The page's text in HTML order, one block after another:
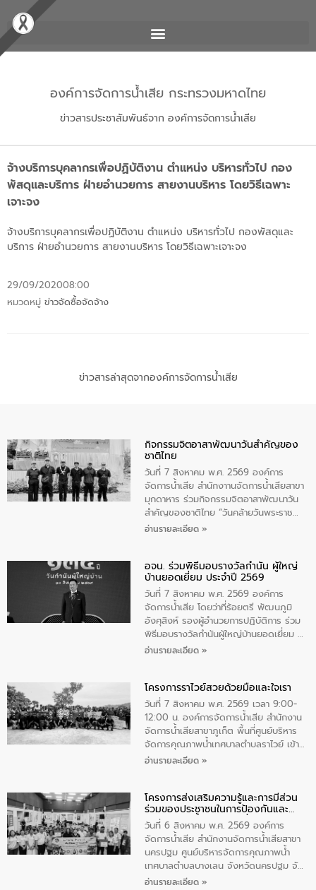
องค์การจัดการน้ำเสีย กระทรวงมหาดไทย
ข่าวสารประชาสัมพันธ์จาก องค์การจัดการน้ำเสีย
จ้างบริการบุคลากรเพื่อปฏิบัติงาน ตำแหน่ง บริหารทั่วไป กอง
พัสดุและบริการ ฝ่ายอำนวยการ สายงานบริหาร โดยวิธีเฉพาะ
เจาะจง
จ้างบริการบุคลากรเพื่อปฏิบัติงาน ตำแหน่ง บริหารทั่วไป กองพัสดุและ
บริการ ฝ่ายอำนวยการ สายงานบริหาร โดยวิธีเฉพาะเจาะจง
29/09/202008:00
หมวดหมู่ ข่าวจัดซื้อจัดจ้าง
ข่าวสารล่าสุดจากองค์การจัดการน้ำเสีย
กิจกรรมจิตอาสาพัฒนาวันสําคัญของ
ชาติไทย
วันที่ 7 สิงหาคม พ.ศ. 2569 องค์การ
จัดการน้ำเสีย สำนักงาานจัดการน้ำเสียสาขา
มุกดาหาร ร่วมกิจกรรมจิตอาสาพัฒนาวัน
สําคัญของชาติไทย “วันคล้ายวันพระราช
สมภพ สมเด็จพระนางเจ้าสิริกิติ์พระบรม
ทิพย์คำ รองผู้ว่าราชการจังหวัดมุกดาหาร
เป็นประธานในพิธี ณ เรือนจําชั่วคราวนาโสก
ตําบลนาโสก อําเภอเมืองมุกดาหาร จังหวัด
มุกดาหาร โดยในกิจกรรมได้ร่วมปลูกป่า และ
ทําความสะอาดภายในบริเวณ จัดกิจกรรม
เพื่อถวายเป็นพระราชกุศล สมเด็จพระนาง
เจ้าสิริกิติ์พระบรมราชินีนาถ พระบรมราช
อ่านรายละเอียด »
อจน. ร่วมพิธีมอบรางวัลกำนัน ผู้ใหญ่
บ้านยอดเยี่ยม ประจำปี 2569
วันที่ 7 สิงหาคม พ.ศ. 2569 องค์การ
จัดการน้ำเสีย โดยว่าที่ร้อยตรี พัฒนภูมิ
อังศุสิงห์ รองผู้อำนวยการปฏิบัติการ ร่วม
พิธีมอบรางวัลกำนันผู้ใหญ่บ้านยอดเยี่ยม ณ
ทำเนียบรัฐบาล โดยมีนายอนุทิน ชาญวีรกูล
ทองคำและประกาศเกียรติคุณให้แก่ กำนัน
ผู้ใหญ่บ้านยอดเยี่ยม พร้อมกล่าวชื่นชม ให้
โอวาท และมอบนโยบาย
อ่านรายละเอียด »
โครงการราไวย์สวยด้วยมือและใจเรา
วันที่ 7 สิงหาคม พ.ศ. 2569 เวลา 9:00-
12:00 น. องค์การจัดการน้ำเสีย สำนักงาน
จัดการน้ำเสียสาขาภูเก็ต พื้นที่ศูนย์บริหาร
จัดการคุณภาพน้ำเทศบาลตำบลราไวย์ เข้า
ร่วมโครงการราไวย์สวยด้วยมือและใจเรา
ประชาชน ตัวแทนจากโรงแรมต่างๆ ในเขต
เทศบาลตำบลราไวย์ ศูนย์บริหารจัดการ
คุณภาพน้ำเทศบาลตำบลราไวย์ นำโดยนาย
น้อย แก้วเศษ ผู้จัดการสำนักงานจัดการน้ำ
เสียสาขาภูเก็ต พร้อมด้วยเจ้าหน้าที่ จำนวน
5 คน ร่วมทำกิจกรรม ทำความสะอาด
ชายหาดและแหล่งท่องเที่ยว ณ บริเวณ
อ่านรายละเอียด »
โครงการส่งเสริมความรู้และการมีส่วน
ร่วมของประชาชนในการป้องกันและ
แก้ไขปัญหาน้ำเสียอย่างยั่งยืน
วันที่ 6 สิงหาคม พ.ศ. 2569 องค์การ
จัดการน้ำเสีย สำนักงานจัดการน้ำเสียสาขา
นครปฐม ศูนย์บริหารจัดการคุณภาพน้ำ
เทศบาลตำบลบางเลน จังหวัดนครปฐม จัด
กิจกรรมภายใต้โครงการส่งเสริมความรู้และ
อ่านรายละเอียด »